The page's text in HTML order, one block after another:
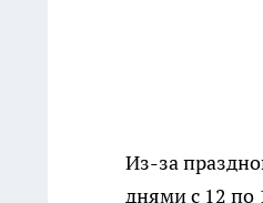
Из-за
днями с 12 по